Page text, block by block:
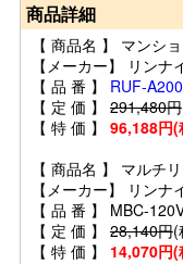
商品詳細
【 商品名 】 マンシ
【メーカー】 リンナ
【 品 番 】 RUF-
【 定 価 】 291,480円
【 特 価 】 96,188円(
【 商品名 】 マルチ
【メーカー】 リンナ
【 品 番 】 MBC-
【 定 価 】 28,140円(
【 特 価 】 14,070円(